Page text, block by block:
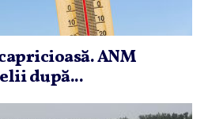
ANM
după...